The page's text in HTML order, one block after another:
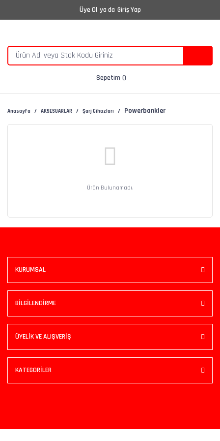
Üye Ol ya da Giriş Yap
Sepetim
Anasayfa AKSESUARLAR Şarj Cihazları Powerbankler
Ürün Bulunamadı.
KURUMSAL
BİLGİLENDİRME
ÜYELİK VE ALIŞVERİŞ
KATEGORİLER